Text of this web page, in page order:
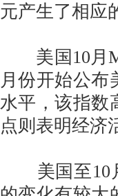
元产生了相应
美国10月
月份开始公布
水平，该指数
点则表明经济
美国至10月